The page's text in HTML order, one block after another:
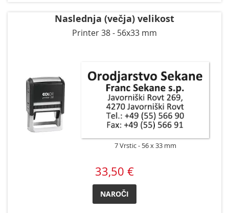
Naslednja (večja) velikost
Printer 38 - 56x33 mm
7 Vrstic 56 x 33 mm
33,50 €
NAROČI